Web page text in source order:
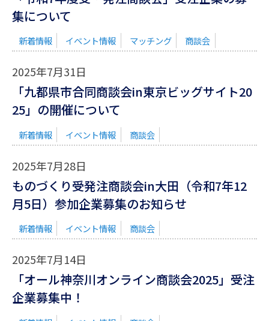
集について
新着情報 イベント情報 マッチング 商談会
2025年7月31日
「九都県市合同商談会in東京ビッグサイト20
25」の開催について
新着情報 イベント情報 商談会
2025年7月28日
ものづくり受発注商談会in大田（令和7年12
月5日）参加企業募集のお知らせ
新着情報 イベント情報 商談会
2025年7月14日
「オール神奈川オンライン商談会2025」受注
企業募集中！